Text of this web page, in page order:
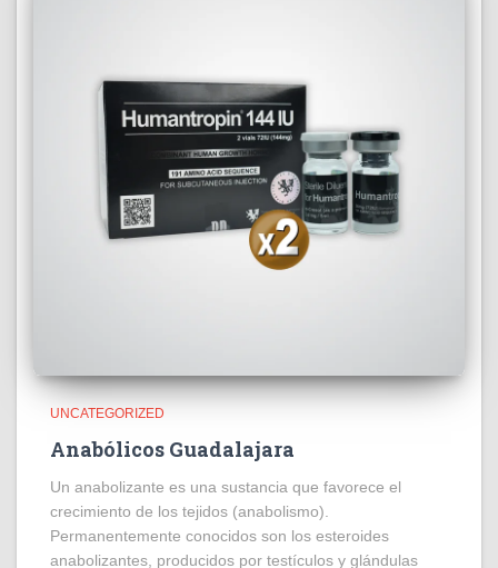
UNCATEGORIZED
Anabólicos Guadalajara
Un anabolizante es una sustancia que favorece el
crecimiento de los tejidos (anabolismo).
Permanentemente conocidos son los esteroides
anabolizantes, producidos por testículos y glándulas